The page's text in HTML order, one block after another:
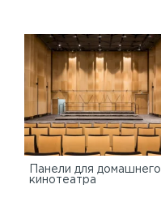
Панели для домашнего
кинотеатра